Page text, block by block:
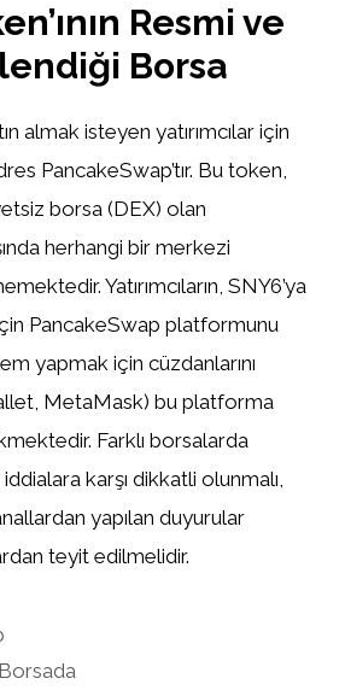
Resmi ve
Borsa
almak isteyen yatırımcılar için
PancakeSwap’tır. Bu token,
borsa (DEX) olan
herhangi bir merkezi
Yatırımcıların, SNY6’ya
PancakeSwap platformunu
yapmak için cüzdanlarını
MetaMask) bu platforma
Farklı borsalarda
karşı dikkatli olunmalı,
yapılan duyurular
teyit edilmelidir.